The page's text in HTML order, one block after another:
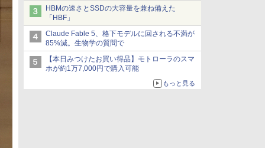
HBMの速さとSSDの大容量を兼ね備えた
「HBF」
Claude Fable 5、格下モデルに回される不満が
85%減。生物学の質問で
【本日みつけたお買い得品】モトローラのスマ
ホが約1万7,000円で購入可能
もっと見る